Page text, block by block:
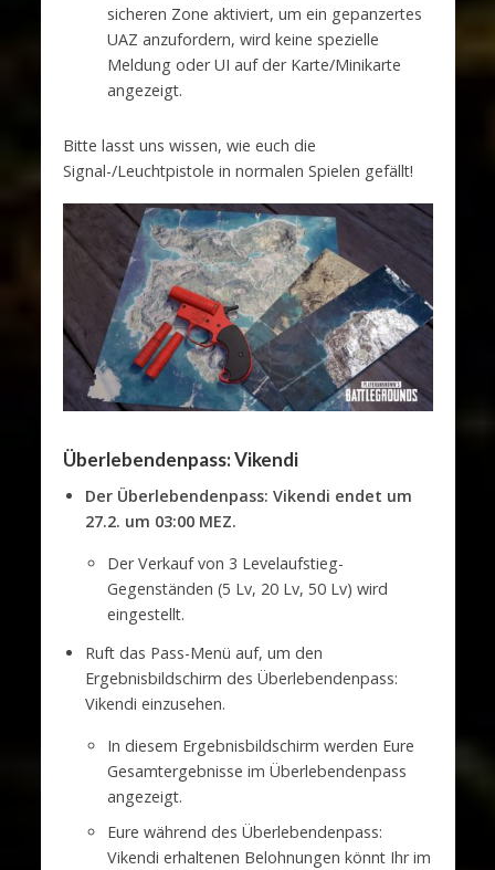
sicheren Zone aktiviert, um ein gepanzertes
UAZ anzufordern, wird keine spezielle
Meldung oder UI auf der Karte/Minikarte
angezeigt.
Bitte lasst uns wissen, wie euch die
Signal-/Leuchtpistole in normalen Spielen gefällt!
Überlebendenpass: Vikendi
Der Überlebendenpass: Vikendi endet um
27.2. um 03:00 MEZ.
Der Verkauf von 3 Levelaufstieg-
Gegenständen (5 Lv, 20 Lv, 50 Lv) wird
eingestellt.
Ruft das Pass-Menü auf, um den
Ergebnisbildschirm des Überlebendenpass:
Vikendi einzusehen.
In diesem Ergebnisbildschirm werden Eure
Gesamtergebnisse im Überlebendenpass
angezeigt.
Eure während des Überlebendenpass:
Vikendi erhaltenen Belohnungen könnt Ihr im